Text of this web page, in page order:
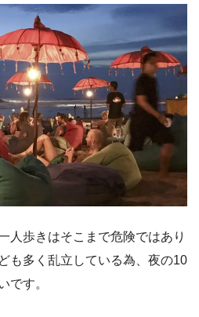
人歩きはそこまで危険ではあり
も多く乱立している為、夜の10
です。